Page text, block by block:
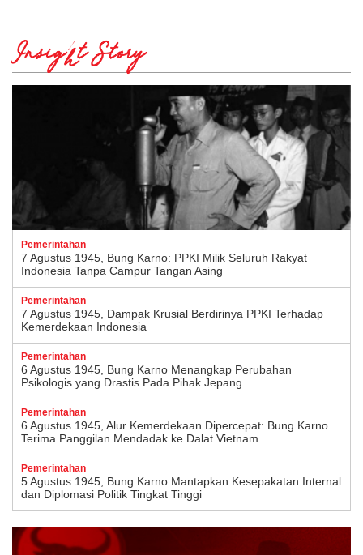
Insight Story
Pemerintahan
7 Agustus 1945, Bung Karno: PPKI Milik Seluruh Rakyat
Indonesia Tanpa Campur Tangan Asing
Pemerintahan
7 Agustus 1945, Dampak Krusial Berdirinya PPKI Terhadap
Kemerdekaan Indonesia
Pemerintahan
6 Agustus 1945, Bung Karno Menangkap Perubahan
Psikologis yang Drastis Pada Pihak Jepang
Pemerintahan
6 Agustus 1945, Alur Kemerdekaan Dipercepat: Bung Karno
Terima Panggilan Mendadak ke Dalat Vietnam
Pemerintahan
5 Agustus 1945, Bung Karno Mantapkan Kesepakatan Internal
dan Diplomasi Politik Tingkat Tinggi